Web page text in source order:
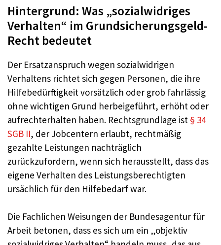
Hintergrund: Was „sozialwidriges
Verhalten“ im Grundsicherungsgeld-
Recht bedeutet
Der Ersatzanspruch wegen sozialwidrigen
Verhaltens richtet sich gegen Personen, die ihre
Hilfebedürftigkeit vorsätzlich oder grob fahrlässig
ohne wichtigen Grund herbeigeführt, erhöht oder
aufrechterhalten haben. Rechtsgrundlage ist § 34
SGB II, der Jobcentern erlaubt, rechtmäßig
gezahlte Leistungen nachträglich
zurückzufordern, wenn sich herausstellt, dass das
eigene Verhalten des Leistungsberechtigten
ursächlich für den Hilfebedarf war.
Die Fachlichen Weisungen der Bundesagentur für
Arbeit betonen, dass es sich um ein „objektiv